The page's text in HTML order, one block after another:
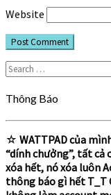
Website
Search
for:
Thông Báo
☆ WATTPAD của
“dính chưởng”, tất cả
xóa hết, nó xóa luôn
thông báo gì hết T_T